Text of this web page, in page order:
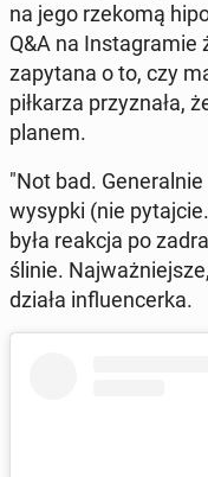
na jego rzekomą
Q&A na In­sta­gra­mie
za­py­ta­na o to, czy
pił­ka­rza przy­zna­ła,
planem.
"Not bad.
wysypki (nie
była reakcja po
ślinie.
dzia­ła in­flu­en­cer­ka.